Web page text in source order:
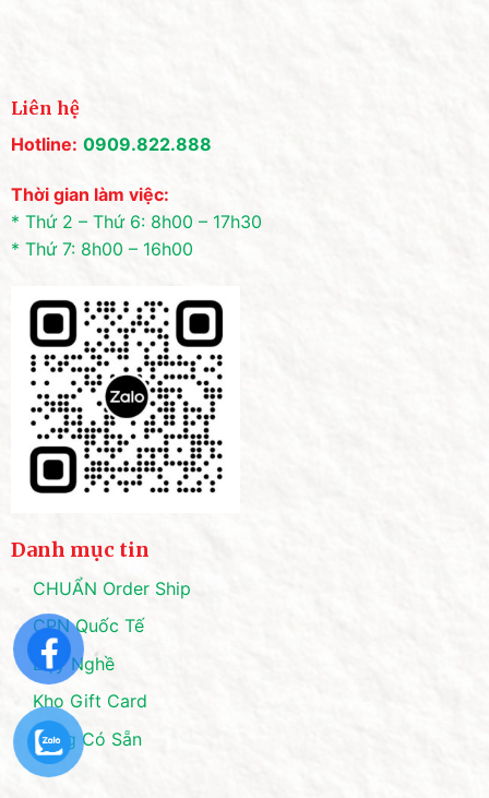
Liên hệ
Hotline: 0909.822.888
Thời gian làm việc:
* Thứ 2 – Thứ 6: 8h00 – 17h30
* Thứ 7: 8h00 – 16h00
Danh mục tin
CHUẨN Order Ship
CPN Quốc Tế
Dạy Nghề
Kho Gift Card
Hàng Có Sẵn